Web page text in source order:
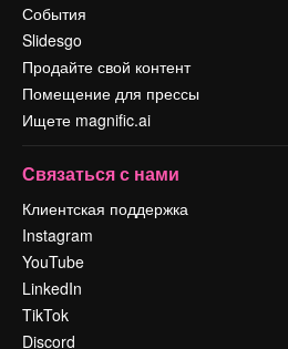
События
Slidesgo
Продайте свой контент
Помещение для прессы
Ищете magnific.ai
Связаться с нами
Клиентская поддержка
Instagram
YouTube
LinkedIn
TikTok
Discord